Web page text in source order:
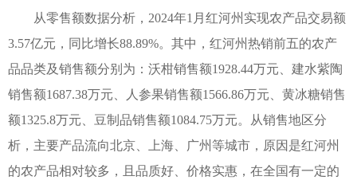
从零售额数据分析，2024年1月红河州实现农产品交易额
3.57亿元，同比增长88.89%。其中，红河州热销前五的农产
品品类及销售额分别为：沃柑销售额1928.44万元、建水紫陶
销售额1687.38万元、人参果销售额1566.86万元、黄冰糖销售
额1325.8万元、豆制品销售额1084.75万元。从销售地区分
析，主要产品流向北京、上海、广州等城市，原因是红河州
的农产品相对较多，且品质好、价格实惠，在全国有一定的